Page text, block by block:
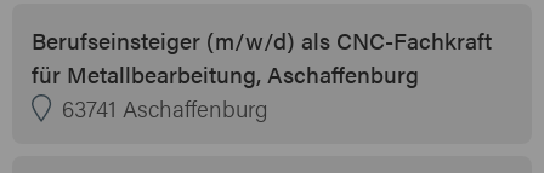
Berufseinsteiger (m/w/d) als CNC-Fachkraft
für Metallbearbeitung, Aschaffenburg
63741 Aschaffenburg